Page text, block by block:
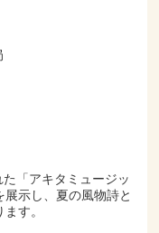
「アキタミュージッ
示し、夏の風物詩と
す。